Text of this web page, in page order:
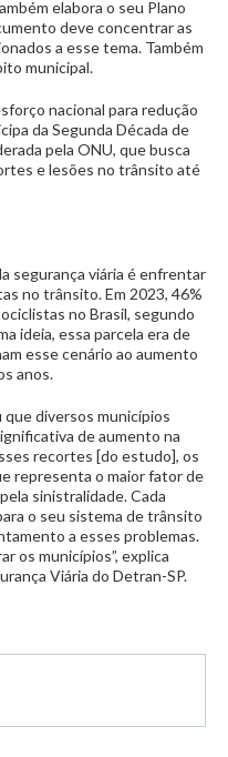
elabora o seu Plano
deve concentrar as
a esse tema. Também
municipal.
nacional para redução
da Segunda Década de
pela ONU, que busca
e lesões no trânsito até
segurança viária é enfrentar
no trânsito. Em 2023, 46%
no Brasil, segundo
ideia, essa parcela era de
esse cenário ao aumento
anos.
diversos municípios
de aumento na
recortes [do estudo], os
representa o maior fator de
sinistralidade. Cada
o seu sistema de trânsito
a esses problemas.
os municípios”, explica
Viária do Detran-SP.